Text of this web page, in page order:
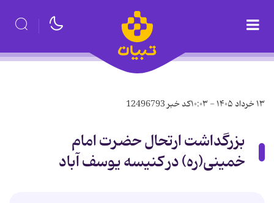
۱۳ خرداد ۱۴۰۵ - ۱۰:۰۳ کد خبر 12496793
بزرگداشت ارتحال حضرت امام
خمینی(ره) در کنیسه یوسف آباد